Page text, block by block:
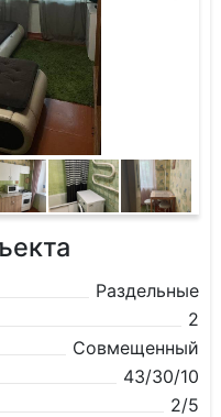
Раздельные
2
Совмещенный
43/30/10
2/5